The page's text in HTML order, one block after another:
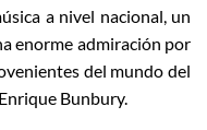
a nivel nacional, un
enorme admiración por
del mundo del
Bunbury.